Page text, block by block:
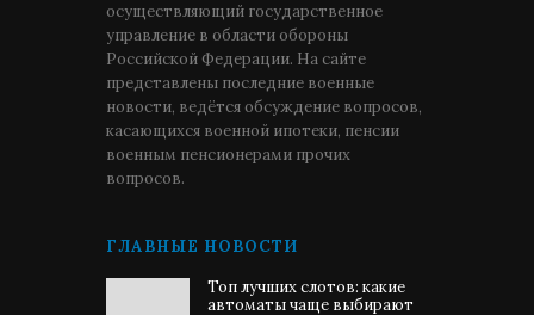
осуществляющий государственное
управление в области обороны
Российской Федерации. На сайте
представлены последние военные
новости, ведётся обсуждение вопросов,
касающихся военной ипотеки, пенсии
военным пенсионерами прочих
вопросов.
ГЛАВНЫЕ НОВОСТИ
Топ лучших слотов: какие
автоматы чаще выбирают